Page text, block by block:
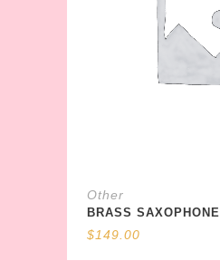
Other
BRASS SAXOPHONE
$149.00